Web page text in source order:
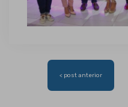
Navegação
< post anterior